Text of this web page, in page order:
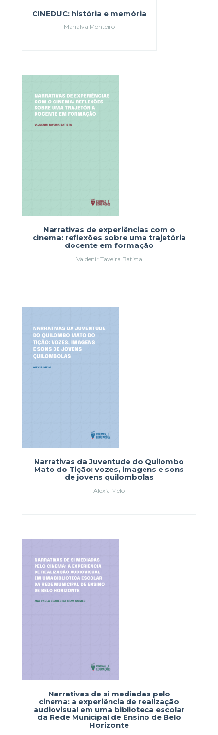
CINEDUC: história e memória
Marialva Monteiro
Narrativas de experiências com o
cinema: reflexões sobre uma trajetória
docente em formação
Valdenir Taveira Batista
Narrativas da Juventude do Quilombo
Mato do Tição: vozes, imagens e sons
de jovens quilombolas
Alexia Melo
Narrativas de si mediadas pelo
cinema: a experiência de realização
audiovisual em uma biblioteca escolar
da Rede Municipal de Ensino de Belo
Horizonte